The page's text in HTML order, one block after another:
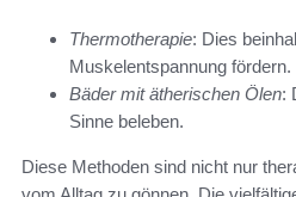
Thermotherapie: Dies
Muskelentspannung fördern.
Bäder mit ätherischen Ölen:
Sinne beleben.
Diese Methoden sind nicht nur